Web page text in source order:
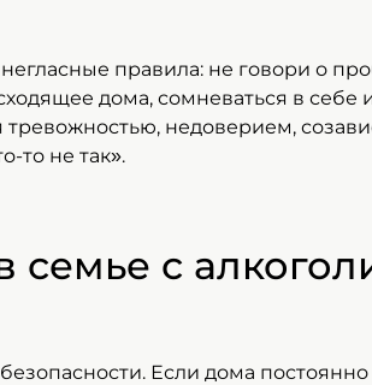
правила: не говори о
дома, сомневаться в себе
тревожностью, недоверием,
то не так».
семье с
Если дома